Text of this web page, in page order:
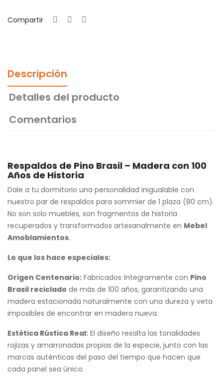
Compartir
Descripción
Detalles del producto
Comentarios
Respaldos de Pino Brasil – Madera con 100
Años de Historia
Dale a tu dormitorio una personalidad inigualable con
nuestro par de respaldos para sommier de 1 plaza (80 cm).
No son solo muebles, son fragmentos de historia
recuperados y transformados artesanalmente en Mebel
Amoblamientos.
Lo que los hace especiales:
Origen Centenario: Fabricados íntegramente con Pino
Brasil reciclado de más de 100 años, garantizando una
madera estacionada naturalmente con una dureza y veta
imposibles de encontrar en madera nueva.
Estética Rústica Real: El diseño resalta las tonalidades
rojizas y amarronadas propias de la especie, junto con las
marcas auténticas del paso del tiempo que hacen que
cada panel sea único.